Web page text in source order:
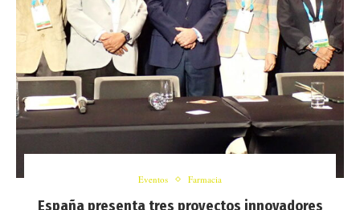
Eventos Farmacia
España presenta tres proyectos innovadores